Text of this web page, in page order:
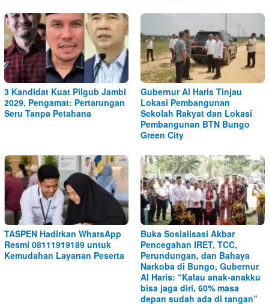
3 Kandidat Kuat Pilgub Jambi
2029, Pengamat: Pertarungan
Seru Tanpa Petahana
Gubernur Al Haris Tinjau
Lokasi Pembangunan
Sekolah Rakyat dan Lokasi
Pembangunan BTN Bungo
Green City
TASPEN Hadirkan WhatsApp
Resmi 08111919189 untuk
Kemudahan Layanan Peserta
Buka Sosialisasi Akbar
Pencegahan IRET, TCC,
Perundungan, dan Bahaya
Narkoba di Bungo, Gubernur
Al Haris: “Kalau anak-anakku
bisa jaga diri, 60% masa
depan sudah ada di tangan”